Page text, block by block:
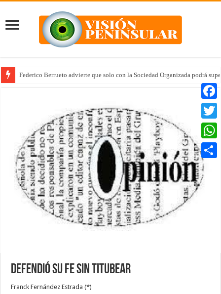
Federico Berrueto advierte que solo con la Sociedad Organizada podrá
Defendió su fe sin titubear
Franck Fernández Estrada (*)
Twitter